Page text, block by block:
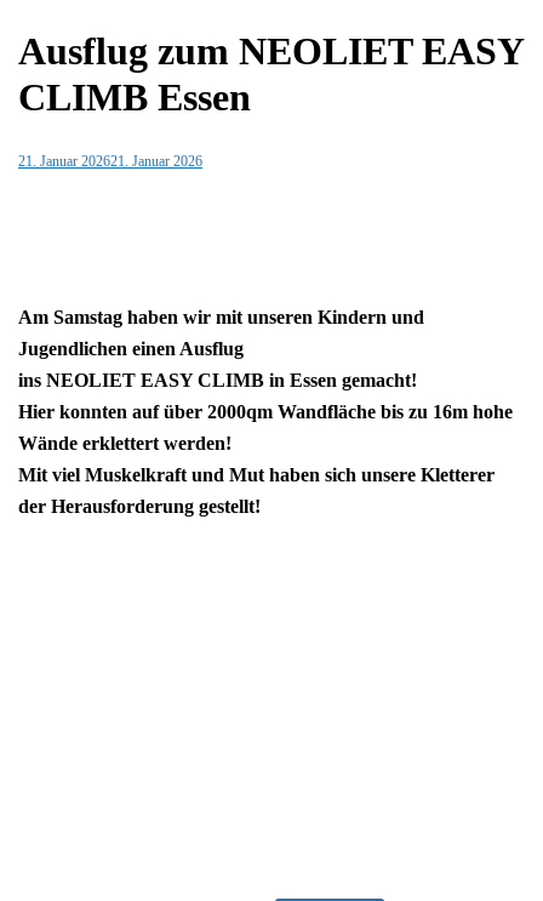
Ausflug zum NEOLIET EASY
CLIMB Essen
21. Januar 202621. Januar 2026
Am Samstag haben wir mit unseren Kindern und
Jugendlichen einen Ausflug
ins NEOLIET EASY CLIMB in Essen gemacht!
Hier konnten auf über 2000qm Wandfläche bis zu 16m hohe
Wände erklettert werden!
Mit viel Muskelkraft und Mut haben sich unsere Kletterer
der Herausforderung gestellt!